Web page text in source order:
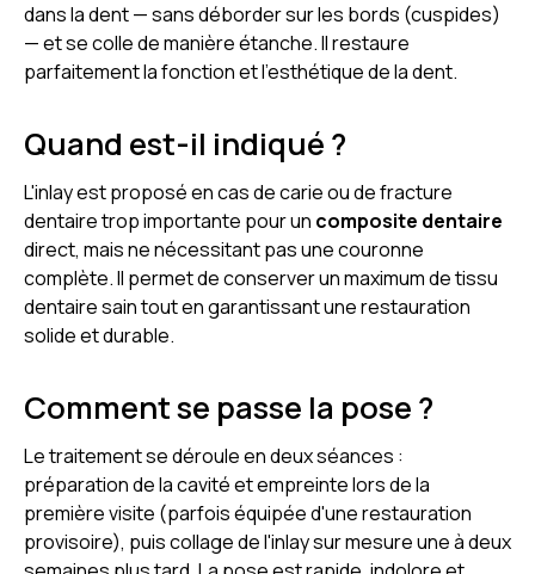
dans la dent — sans déborder sur les bords (cuspides)
— et se colle de manière étanche. Il restaure
parfaitement la fonction et l'esthétique de la dent.
Quand est-il indiqué ?
L'inlay est proposé en cas de carie ou de fracture
dentaire trop importante pour un composite dentaire
direct, mais ne nécessitant pas une couronne
complète. Il permet de conserver un maximum de tissu
dentaire sain tout en garantissant une restauration
solide et durable.
Comment se passe la pose ?
Le traitement se déroule en deux séances :
préparation de la cavité et empreinte lors de la
première visite (parfois équipée d'une restauration
provisoire), puis collage de l'inlay sur mesure une à deux